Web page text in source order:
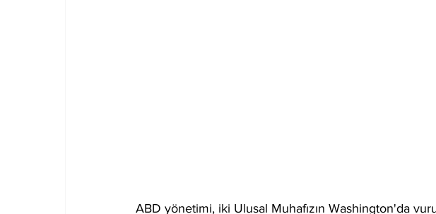
ABD yönetimi, iki Ulusal Muhafızın Washington'da